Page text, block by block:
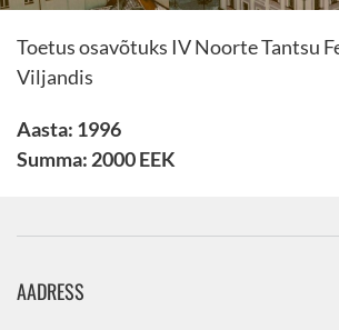
Toetus osavõtuks IV Noorte Tantsu
Viljandis
Aasta: 1996
Summa: 2000 EEK
AADRESS